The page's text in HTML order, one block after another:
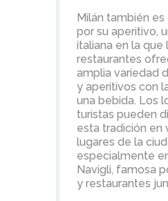
Milán también
por su aperitivo,
italiana en la que
restaurantes
amplia variedad
y aperitivos con
una bebida. Los
turistas pueden
esta tradición en
lugares de la
especialmente
Navigli, famosa
y restaurantes